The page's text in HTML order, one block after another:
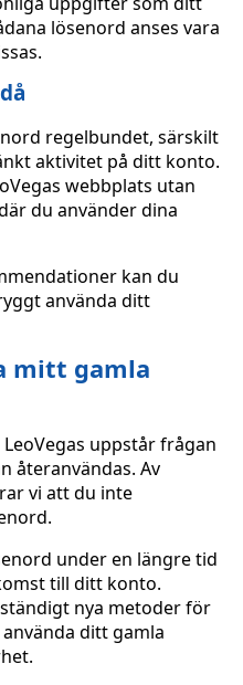
lösenord anses vara
regelbundet, särskilt
aktivitet på ditt konto.
webbplats utan
du använder dina
kan du
använda ditt
mitt gamla
uppstår frågan
återanvändas. Av
vi att du inte
under en längre tid
till ditt konto.
nya metoder för
ditt gamla